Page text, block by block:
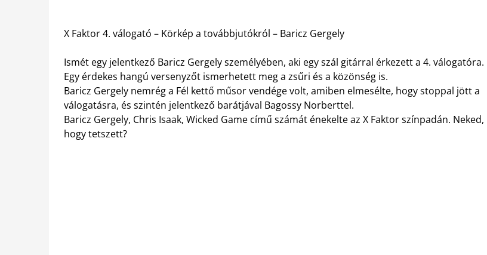
X Faktor 4. válogató – Körkép a továbbjutókról – Baricz Gergely
Ismét egy jelentkező Baricz Gergely személyében, aki egy szál gitárral érkezett a 4. válogatóra.
Egy érdekes hangú versenyzőt ismerhetett meg a zsűri és a közönség is.
Baricz Gergely nemrég a Fél kettő műsor vendége volt, amiben elmesélte, hogy stoppal jött a
válogatásra, és szintén jelentkező barátjával Bagossy Norberttel.
Baricz Gergely, Chris Isaak, Wicked Game című számát énekelte az X Faktor színpadán. Neked,
hogy tetszett?